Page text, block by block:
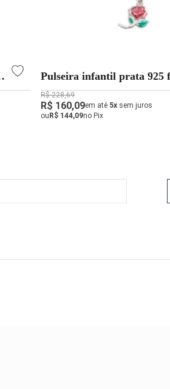
Pulseira infantil prata 925
R$ 228,69
R$ 160,09em até 5x sem juros
ouR$ 144,09no Pix